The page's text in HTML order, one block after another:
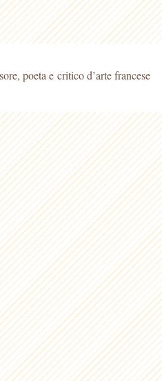
poeta e critico d’arte francese